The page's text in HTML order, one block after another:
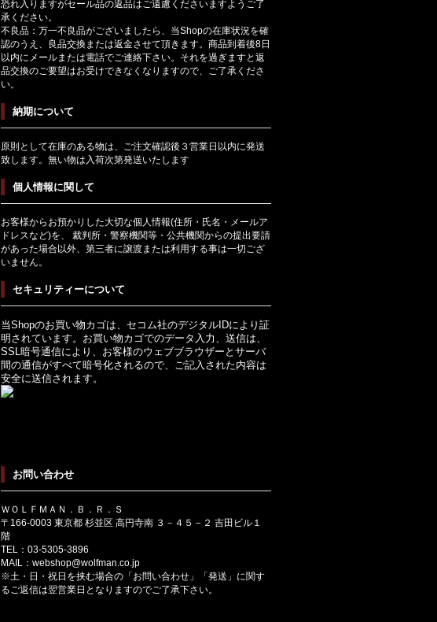
恐れ入りますがセール品の返品はご遠慮くださいますようご了
承ください。
不良品：万一不良品がございましたら、当Shopの在庫状況を確
認のうえ、良品交換または返金させて頂きます。商品到着後8日
以内にメールまたは電話でご連絡下さい。それを過ぎますと返
品交換のご要望はお受けできなくなりますので、ご了承くださ
い。
納期について
原則として在庫のある物は、ご注文確認後３営業日以内に発送
致します。無い物は入荷次第発送いたします
個人情報に関して
お客様からお預かりした大切な個人情報(住所・氏名・メールア
ドレスなど)を、 裁判所・警察機関等・公共機関からの提出要請
があった場合以外、第三者に譲渡または利用する事は一切ござ
いません。
セキュリティーについて
当Shopのお買い物カゴは、セコム社のデジタルIDにより証
明されています。お買い物カゴでのデータ入力、送信は、
SSL暗号通信により、お客様のウェブブラウザーとサーバ
間の通信がすべて暗号化されるので、ご記入された内容は
安全に送信されます。
お問い合わせ
ＷＯＬＦＭＡＮ．Ｂ．Ｒ．Ｓ
〒166-0003 東京都 杉並区 高円寺南 ３－４５－２ 吉田ビル１
階
TEL：03-5305-3896
MAIL： webshop@wolfman.co.jp
※土・日・祝日を挟む場合の「お問い合わせ」「発送」に関す
るご返信は翌営業日となりますのでご了承下さい。